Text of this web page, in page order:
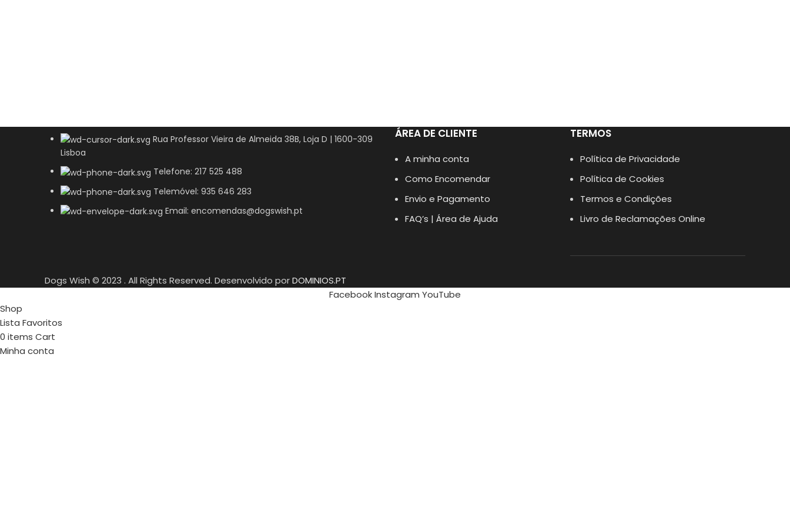
Rua Professor Vieira de Almeida 38B, Loja D | 1600-309
Lisboa
Telefone: 217 525 488
Telemóvel: 935 646 283
Email: encomendas@dogswish.pt
ÁREA DE CLIENTE
A minha conta
Como Encomendar
Envio e Pagamento
FAQ’s | Área de Ajuda
TERMOS
Política de Privacidade
Política de Cookies
Termos e Condições
Livro de Reclamações Online
Dogs Wish © 2023 . All Rights Reserved. Desenvolvido porDOMINIOS.PT
FacebookInstagram YouTube
Shop
Lista Favoritos
0 items Cart
Minha conta